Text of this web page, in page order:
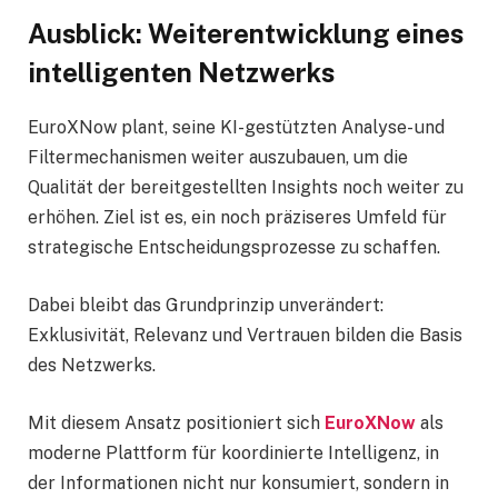
Ausblick: Weiterentwicklung eines
intelligenten Netzwerks
EuroXNow plant, seine KI-gestützten Analyse- und
Filtermechanismen weiter auszubauen, um die
Qualität der bereitgestellten Insights noch weiter zu
erhöhen. Ziel ist es, ein noch präziseres Umfeld für
strategische Entscheidungsprozesse zu schaffen.
Dabei bleibt das Grundprinzip unverändert:
Exklusivität, Relevanz und Vertrauen bilden die Basis
des Netzwerks.
Mit diesem Ansatz positioniert sich EuroXNow als
moderne Plattform für koordinierte Intelligenz, in
der Informationen nicht nur konsumiert, sondern in